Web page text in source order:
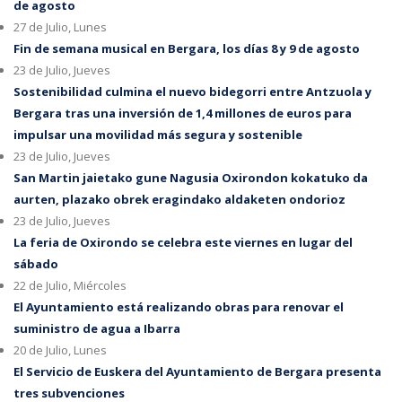
de agosto
27 de Julio, Lunes
Fin de semana musical en Bergara, los días 8 y 9 de agosto
23 de Julio, Jueves
Sostenibilidad culmina el nuevo bidegorri entre Antzuola y
Bergara tras una inversión de 1,4 millones de euros para
impulsar una movilidad más segura y sostenible
23 de Julio, Jueves
San Martin jaietako gune Nagusia Oxirondon kokatuko da
aurten, plazako obrek eragindako aldaketen ondorioz
23 de Julio, Jueves
La feria de Oxirondo se celebra este viernes en lugar del
sábado
22 de Julio, Miércoles
El Ayuntamiento está realizando obras para renovar el
suministro de agua a Ibarra
20 de Julio, Lunes
El Servicio de Euskera del Ayuntamiento de Bergara presenta
tres subvenciones